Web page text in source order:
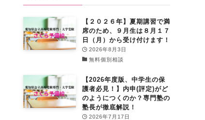
【２０２６年】夏期講習で満
席のため、９月生は８月１７
日（月）から受け付けます！
2026年8月3日
無料個別相談
【2026年度版、中学生の保
護者必見！】内申(評定)がど
のようにつくのか？専門塾の
塾長が徹底解説！
2026年7月17日